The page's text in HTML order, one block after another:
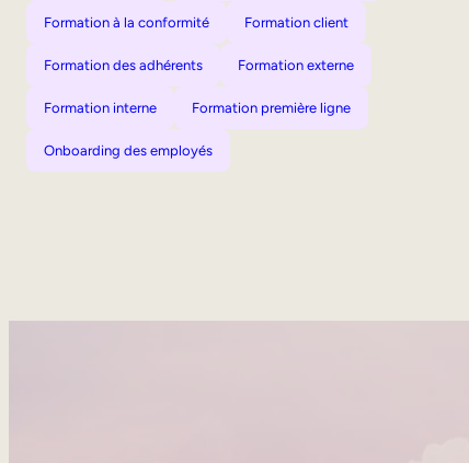
Formation à la conformité Formation client
Formation des adhérents Formation externe
Formation interne Formation première ligne
Onboarding des employés